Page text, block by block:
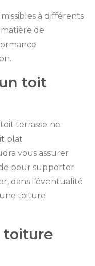
à différents
de
toit
terrasse ne
plat
vous assurer
pour supporter
dans l’éventualité
toiture
toiture